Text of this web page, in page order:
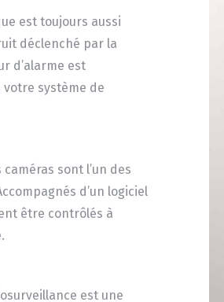
est toujours aussi
déclenché par la
d’alarme est
système de
sont l’un des
d’un logiciel
être contrôlés à
est une